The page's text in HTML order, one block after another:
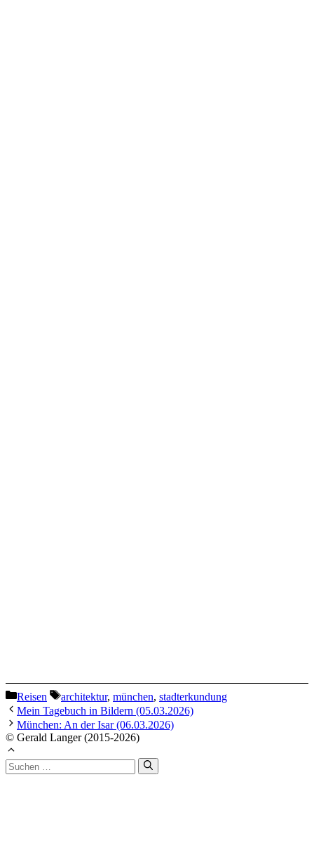
Kategorien
Reisen Schlagwörter
architektur, münchen, stadterkundung
Mein Tagebuch in Bildern (05.03.2026)
München: An der Isar (06.03.2026)
© Gerald Langer (2015-2026)
Suchen
nach: